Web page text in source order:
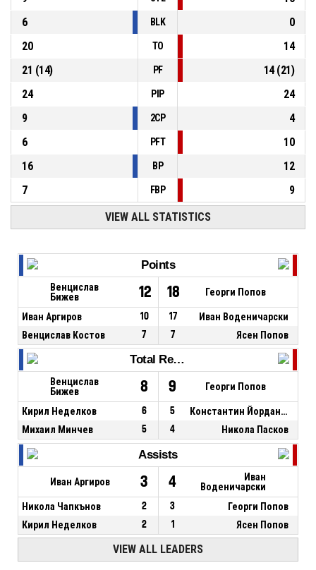
6
BLK
0
20
TO
14
21 (14) PF 14(21)
24
PIP
24
9
2CP
4
6
PFT
10
16
BP
12
7
FBP 9
VIEW ALL STATISTICS
Points
Венцислав
Бижев
12 18 Георги Попов
Иван Аргиров 10 17
Иван Воденичарски
Венцислав Костов
7 7 Ясен Попов
Total Rebounds
Венцислав
Бижев
8 9 Георги Попов
Кирил Неделков 6 5
Константин Йорданов
Михаил Минчев
5 4 Никола Пасков
Assists
Иван Аргиров 3 4
Иван
Воденичарски
Никола Чапкънов
2 3
Георги Попов
Кирил Неделков
2 1 Ясен Попов
VIEW ALL LEADERS